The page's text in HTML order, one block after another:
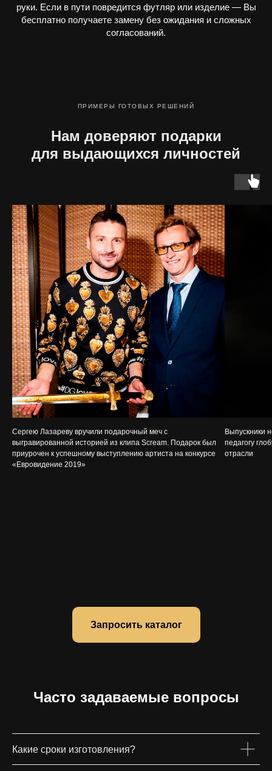
руки. Если в пути повредится футляр или изделие — Вы
бесплатно получаете замену без ожидания и сложных
согласований.
ПРИМЕРЫ ГОТОВЫХ РЕШЕНИЙ
Нам доверяют подарки
для выдающихся личностей
Сергею Лазареву вручили подарочный меч c
выгравированной историей из клипа Scream. Подарок был
приурочен к успешному выступлению артиста на конкурсе
«Евровидение 2019»
Выпускники
педагогу
отрасли
Запросить каталог
Часто задаваемые вопросы
Какие сроки изготовления?